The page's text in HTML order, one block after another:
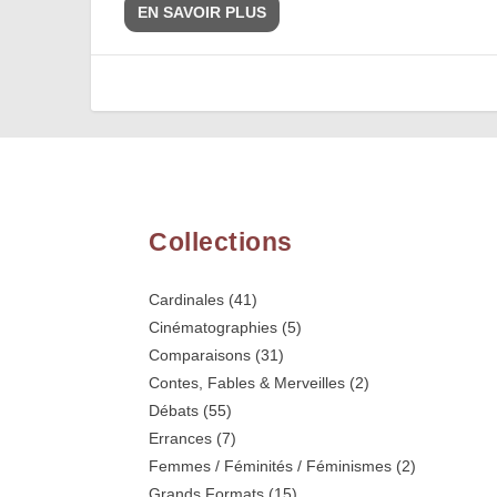
EN SAVOIR PLUS
Collections
Cardinales (41)
Cinématographies (5)
Comparaisons (31)
Contes, Fables & Merveilles (2)
Débats (55)
Errances (7)
Femmes / Féminités / Féminismes (2)
Grands Formats (15)